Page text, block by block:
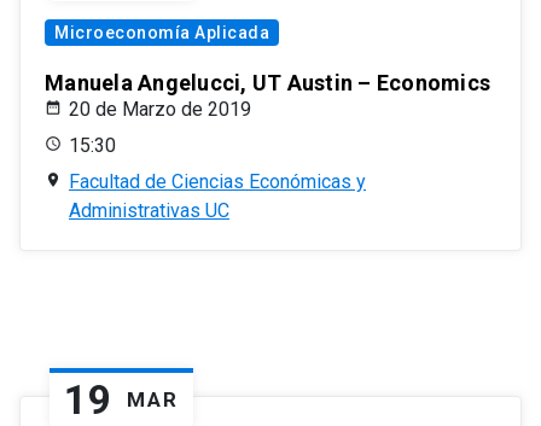
Microeconomía Aplicada
Manuela Angelucci, UT Austin – Economics
20 de Marzo de 2019
15:30
Facultad de Ciencias Económicas y
Administrativas UC
19 MAR